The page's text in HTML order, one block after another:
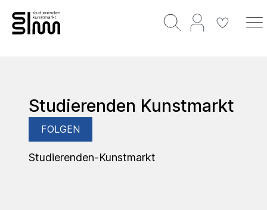
Studierenden Kunstmarkt
FOLGEN
Studierenden-Kunstmarkt